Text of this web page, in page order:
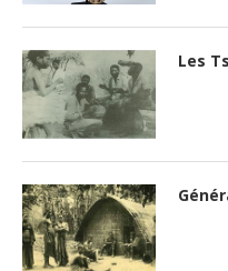
Les